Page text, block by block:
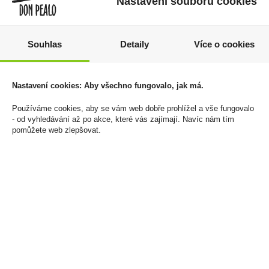
Arašídy Solené 100g
Cena za:1 ks
Skladem:100 - 500 ks
79 Kč
Skladem:100 - 500 ks
Souhlas Detaily Více o cookies
Nastavení cookies: Aby všechno fungovalo, jak má.
Používáme cookies, aby se vám web dobře prohlížel a vše fungovalo
- od vyhledávání až po akce, které vás zajímají. Navíc nám tím
pomůžete web zlepšovat.